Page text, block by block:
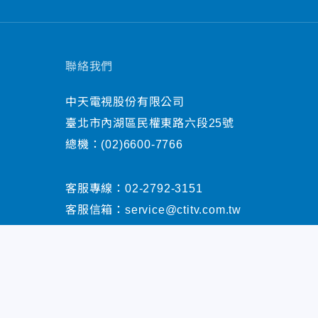
聯絡我們
中天電視股份有限公司
臺北市內湖區民權東路六段25號
總機： (02)6600-7766
客服專線： 02-2792-3151
客服信箱： service@ctitv.com.tw